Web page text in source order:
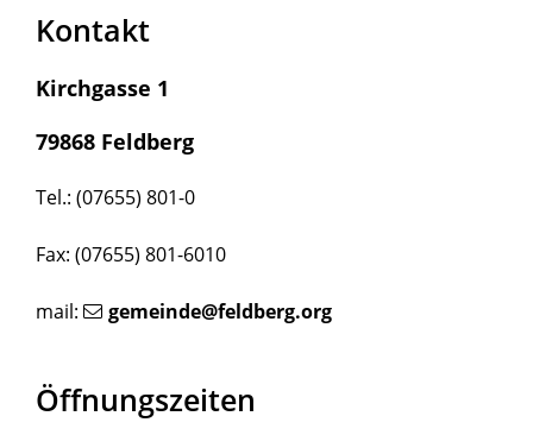
Kontakt
Kirchgasse 1
79868 Feldberg
Tel.: (07655) 801-0
Fax: (07655) 801-6010
mail: gemeinde@feldberg.org
Öffnungszeiten